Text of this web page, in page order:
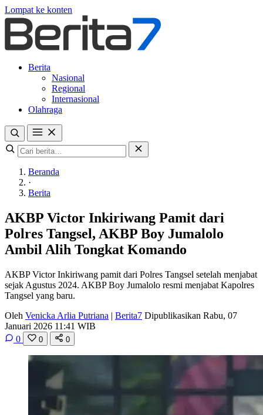
Lompat ke konten
Berita
Nasional
Regional
Internasional
Olahraga
Beranda
·
Berita
AKBP Victor Inkiriwang Pamit dari
Polres Tangsel, AKBP Boy Jumalolo
Ambil Alih Tongkat Komando
AKBP Victor Inkiriwang pamit dari Polres Tangsel setelah menjabat
sejak Agustus 2024. AKBP Boy Jumalolo resmi menjabat Kapolres
Tangsel yang baru.
Oleh Venicka Arlia Putriana | Berita7 Dipublikasikan Rabu, 07
Januari 2026 11:41 WIB
0
0 0